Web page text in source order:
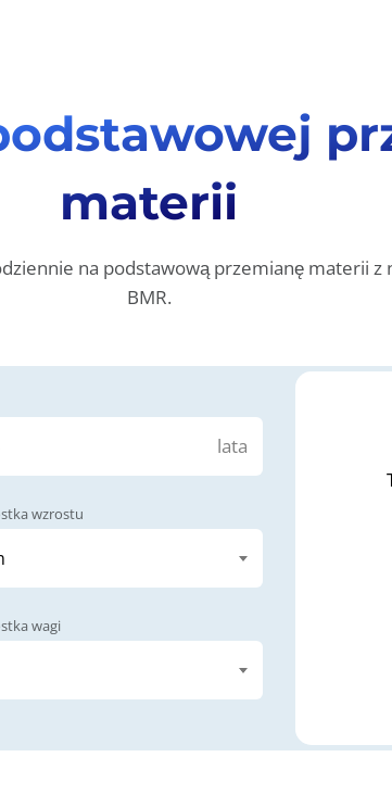
materii
na podstawową przemianę materii
BMR.
lata
wzrostu
wagi